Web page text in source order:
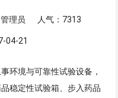
理员 人气：7313
04-21
环境与可靠性试验设备，
稳定性试验箱、步入药品